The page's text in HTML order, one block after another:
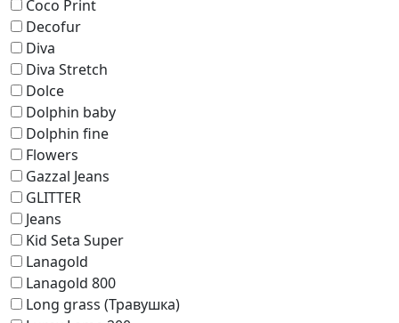
Coco Print
Decofur
Diva
Diva Stretch
Dolce
Dolphin baby
Dolphin fine
Flowers
Gazzal Jeans
GLITTER
Jeans
Kid Seta Super
Lanagold
Lanagold 800
Long grass (Травушка)